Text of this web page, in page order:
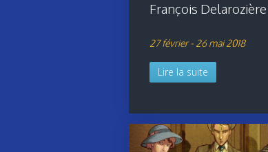
François Delarozière
27 février - 26 mai 2018
Lire la suite